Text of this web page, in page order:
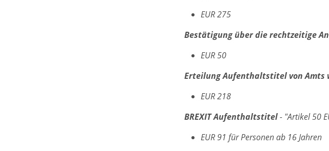
EUR 275
Bestätigung über die rechtzeitige
EUR 50
Erteilung Aufenthaltstitel von Amts
EUR 218
BREXIT Aufenthaltstitel- "Artikel 50
EUR 91 für Personen ab 16 Jahren